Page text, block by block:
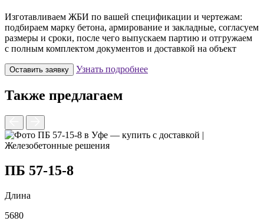
Изготавливаем ЖБИ по вашей спецификации и чертежам:
подбираем марку бетона, армирование и закладные, согласуем
размеры и сроки, после чего выпускаем партию и отгружаем
с полным комплектом документов и доставкой на объект
Оставить заявку Узнать подробнее
Также предлагаем
ПБ 57-15-8
Длина
5680